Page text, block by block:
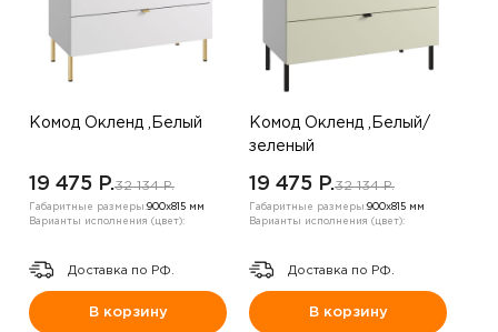
Комод Окленд ,Белый
19 475 P.32 134 P.
Габаритные размеры:900х815 мм
Варианты исполнения (цвет):
Доставка по РФ.
В корзину
Комод Окленд ,Белый/
зеленый
19 475 P.32 134 P.
Габаритные размеры:900х815 мм
Варианты исполнения (цвет):
Доставка по РФ.
В корзину